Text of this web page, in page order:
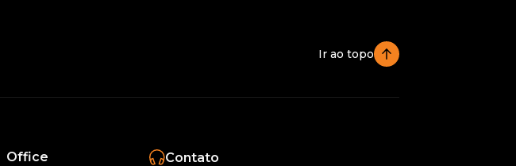
Ir ao topo
Office Contato